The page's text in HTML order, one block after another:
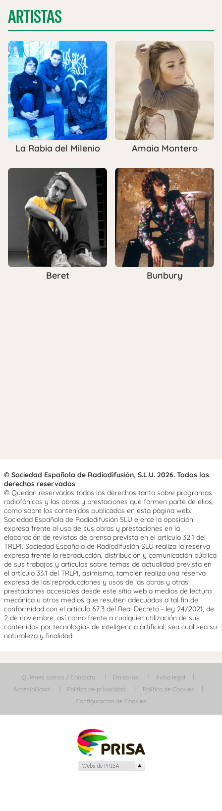
ARTISTAS
La Rabia del Milenio Amaia Montero
Beret Bunbury
© Sociedad Española de Radiodifusión, S.L.U. 2026. Todos los
derechos reservados
© Quedan reservados todos los derechos tanto sobre programas
radiofónicos y las obras y prestaciones que formen parte de ellos,
como sobre los contenidos publicados en esta página web.
Sociedad Española de Radiodifusión SLU ejerce la oposición
expresa frente al uso de sus obras y prestaciones en la
elaboración de revistas de prensa prevista en el artículo 32.1 del
TRLPI. Sociedad Española de Radiodifusión SLU realiza la reserva
expresa frente la reproducción, distribución y comunicación pública
de sus trabajos y artículos sobre temas de actualidad prevista en
el artículo 33.1 del TRLPI, asimismo, también realiza una reserva
expresa de las reproducciones y usos de las obras y otras
prestaciones accesibles desde este sitio web a medios de lectura
mecánica u otros medios que resulten adecuados a tal fin de
conformidad con el artículo 67.3 del Real Decreto - ley 24/2021, de
2 de noviembre, así como frente a cualquier utilización de sus
contenidos por tecnologías de inteligencia artificial, sea cual sea su
naturaleza y finalidad.
Quiénes somos / Contacta Emisoras
Aviso legal
Accesibilidad
Política de privacidad
Política de Cookies
Configuración de Cookies